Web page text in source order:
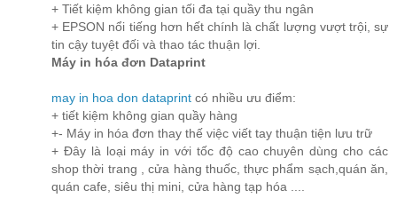
+ Tiết kiệm không gian tối đa tại quầy thu ngân
+ EPSON nổi tiếng hơn hết chính là chất lượng vượt trội, sự
tin cậy tuyệt đối và thao tác thuận lợi.
Máy in hóa đơn Dataprint
may in hoa don dataprint có nhiều ưu điểm:
+ tiết kiệm không gian quầy hàng
+- Máy in hóa đơn thay thế việc viết tay thuận tiện lưu trữ
+ Đây là loại máy in với tốc độ cao chuyên dùng cho các
shop thời trang , cửa hàng thuốc, thực phẩm sạch,quán ăn,
quán cafe, siêu thị mini, cửa hàng tạp hóa ....